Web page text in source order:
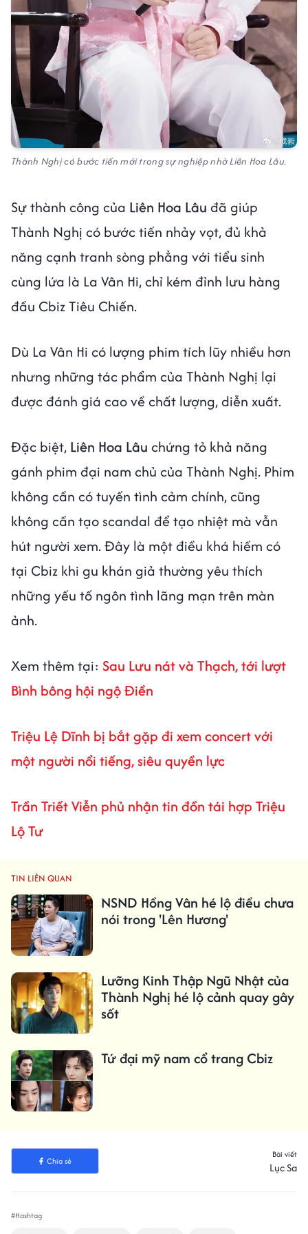
Thành Nghị có bước tiến mới trong sự nghiệp nhờ Liên Hoa Lâu.
Sự thành công của Liên Hoa Lâu đã giúp
Thành Nghị có bước tiến nhảy vọt, đủ khả
năng cạnh tranh sòng phẳng với tiểu sinh
cùng lứa là La Vân Hi, chỉ kém đỉnh lưu hàng
đầu Cbiz Tiêu Chiến.
Dù La Vân Hi có lượng phim tích lũy nhiều hơn
nhưng những tác phẩm của Thành Nghị lại
được đánh giá cao về chất lượng, diễn xuất.
Đặc biệt, Liên Hoa Lâu chứng tỏ khả năng
gánh phim đại nam chủ của Thành Nghị. Phim
không cần có tuyến tình cảm chính, cũng
không cần tạo scandal để tạo nhiệt mà vẫn
hút người xem. Đây là một điều khá hiếm có
tại Cbiz khi gu khán giả thường yêu thích
những yếu tố ngôn tình lãng mạn trên màn
ảnh.
Xem thêm tại: Sau Lưu nát và Thạch, tới lượt
Bình bông hội ngộ Điền
Triệu Lệ Dĩnh bị bắt gặp đi xem concert với
một người nổi tiếng, siêu quyền lực
Trần Triết Viễn phủ nhận tin đồn tái hợp Triệu
Lộ Tư
TIN LIÊN QUAN
NSND Hồng Vân hé lộ điều chưa
nói trong 'Lên Hương'
Lưỡng Kinh Thập Ngũ Nhật của
Thành Nghị hé lộ cảnh quay gây
sốt
Tứ đại mỹ nam cổ trang Cbiz
Chia sẻ
Bài viết
Lục Sa
#Hashtag